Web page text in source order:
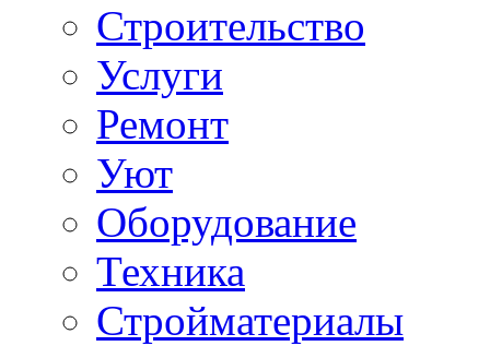
Строительство
Услуги
Ремонт
Уют
Оборудование
Техника
Стройматериалы